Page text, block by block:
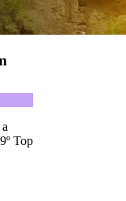
Top